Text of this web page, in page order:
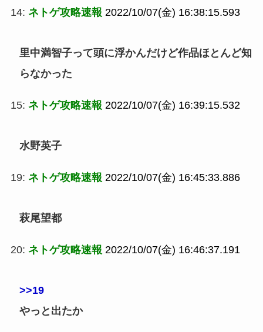
14: ネトゲ攻略速報 2022/10/07(金) 16:38:15.593
里中満智子って頭に浮かんだけど作品ほとんど知
らなかった
15: ネトゲ攻略速報 2022/10/07(金) 16:39:15.532
水野英子
19: ネトゲ攻略速報 2022/10/07(金) 16:45:33.886
萩尾望都
20: ネトゲ攻略速報 2022/10/07(金) 16:46:37.191
>>19
やっと出たか